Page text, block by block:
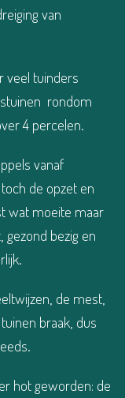
van
veel tuinders
rondom
4 percelen.
vanaf
de opzet en
wat moeite maar
gezond bezig en
de mest,
braak, dus
hot geworden: de